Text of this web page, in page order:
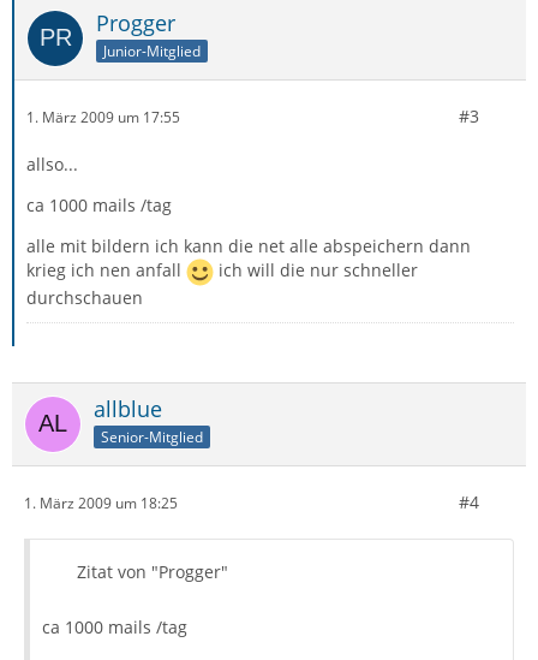
Progger
Junior-Mitglied
1. März 2009 um 17:55 #3
allso...
ca 1000 mails /tag
alle mit bildern ich kann die net alle abspeichern dann
krieg ich nen anfall
ich will die nur schneller
durchschauen
allblue
Senior-Mitglied
1. März 2009 um 18:25 #4
Zitat von "Progger"
ca 1000 mails /tag